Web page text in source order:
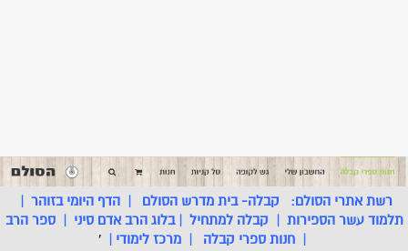
רשת אתרי הסולם: קבלה- בית מדרש הסולם |הדף היומי בזוהר |
תלמוד עשר הספירות | קבלה למתחיל |בלוג הרב אדם סיני |ספר הרב
| חנות ספרי קבלה | מרכז לימודי |
'